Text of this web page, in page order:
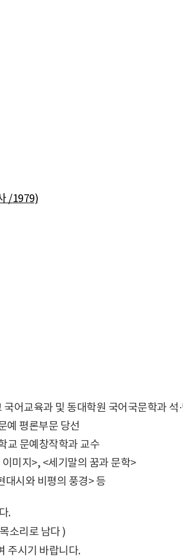
/1979)
어교육과 및 동대학원 국어국문학과 석
예 평론부문 당선
교 문예창작학과 교수
미지>, <세기말의 꿈과 문학>
대시와 비평의 풍경> 등
.
소리로 남다 )
주시기 바랍니다.